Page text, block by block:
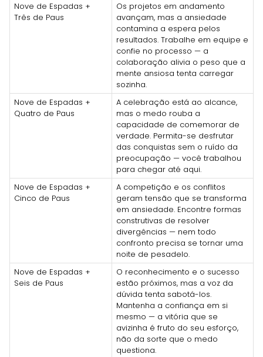
Nove de Espadas +
Três de Paus
Os projetos em andamento
avançam, mas a ansiedade
contamina a espera pelos
resultados. Trabalhe em equipe e
confie no processo — a
colaboração alivia o peso que a
mente ansiosa tenta carregar
sozinha.
Nove de Espadas +
Quatro de Paus
A celebração está ao alcance,
mas o medo rouba a
capacidade de comemorar de
verdade. Permita-se desfrutar
das conquistas sem o ruído da
preocupação — você trabalhou
para chegar até aqui.
Nove de Espadas +
Cinco de Paus
A competição e os conflitos
geram tensão que se transforma
em ansiedade. Encontre formas
construtivas de resolver
divergências — nem todo
confronto precisa se tornar uma
noite de pesadelo.
Nove de Espadas +
Seis de Paus
O reconhecimento e o sucesso
estão próximos, mas a voz da
dúvida tenta sabotá-los.
Mantenha a confiança em si
mesmo — a vitória que se
avizinha é fruto do seu esforço,
não da sorte que o medo
questiona.